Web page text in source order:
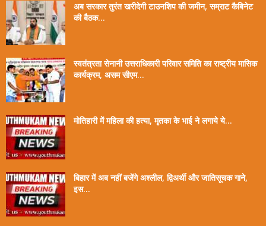
अब सरकार तुरंत खरीदेगी टाउनशिप की जमीन, सम्राट कैबिनेट
की बैठक...
स्वतंत्रता सेनानी उत्तराधिकारी परिवार समिति का राष्ट्रीय मासिक
कार्यक्रम, असम सीएम...
मोतिहारी में महिला की हत्या, मृतका के भाई ने लगाये ये...
बिहार में अब नहीं बजेंगे अश्लील, द्विअर्थी और जातिसूचक गाने,
इस...